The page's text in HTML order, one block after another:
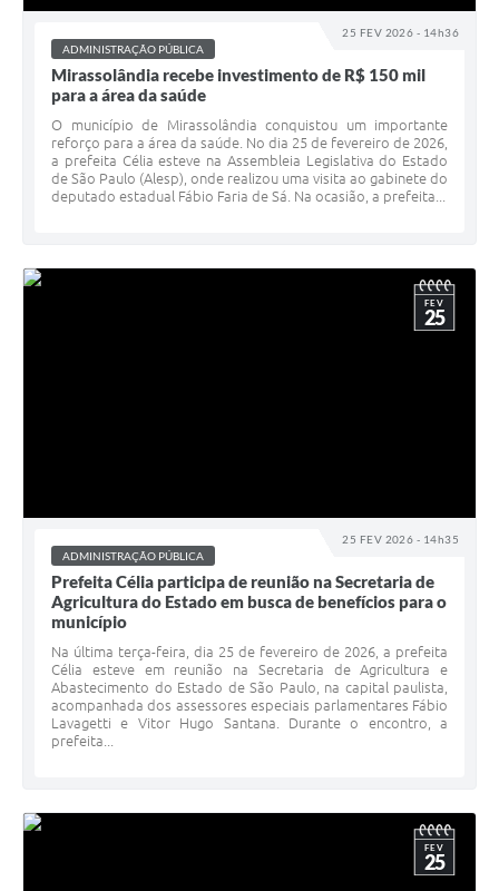
25 FEV 2026 - 14h36
ADMINISTRAÇÃO PÚBLICA
Mirassolândia recebe investimento de R$ 150 mil
para a área da saúde
O município de Mirassolândia conquistou um importante
reforço para a área da saúde. No dia 25 de fevereiro de 2026,
a prefeita Célia esteve na Assembleia Legislativa do Estado
de São Paulo (Alesp), onde realizou uma visita ao gabinete do
deputado estadual Fábio Faria de Sá. Na ocasião, a prefeita...
25 FEV 2026 - 14h35
FEV
25
ADMINISTRAÇÃO PÚBLICA
Prefeita Célia participa de reunião na Secretaria de
Agricultura do Estado em busca de benefícios para o
município
Na última terça-feira, dia 25 de fevereiro de 2026, a prefeita
Célia esteve em reunião na Secretaria de Agricultura e
Abastecimento do Estado de São Paulo, na capital paulista,
acompanhada dos assessores especiais parlamentares Fábio
Lavagetti e Vitor Hugo Santana. Durante o encontro, a
prefeita...
FEV
25